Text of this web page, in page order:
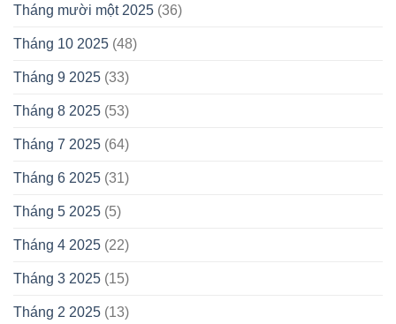
Tháng mười một 2025 (36)
Tháng 10 2025 (48)
Tháng 9 2025 (33)
Tháng 8 2025 (53)
Tháng 7 2025 (64)
Tháng 6 2025 (31)
Tháng 5 2025 (5)
Tháng 4 2025 (22)
Tháng 3 2025 (15)
Tháng 2 2025 (13)